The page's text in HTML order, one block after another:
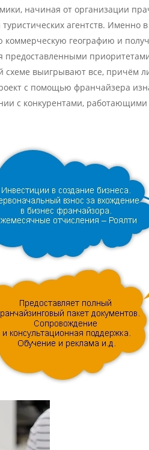
начиная от организации
агентств. Именно
коммерческую географию и
предоставленными
схеме выигрывают все, причём
с помощью франчайзера
с конкурентами,